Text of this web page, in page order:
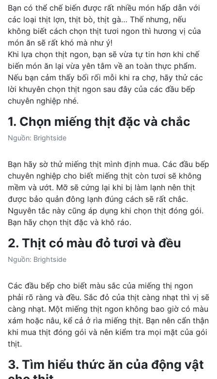
Bạn có thể chế biến được rất nhiều món hấp dẫn với
các loại thịt lợn, thịt bò, thịt gà… Thế nhưng, nếu
không biết cách chọn thịt tươi ngon thì hương vị của
món ăn sẽ rất khó mà như ý!
Khi lựa chọn thịt ngon, bạn sẽ vừa tự tin hơn khi chế
biến món ăn lại vừa yên tâm về an toàn thực phẩm.
Nếu bạn cảm thấy bối rối mỗi khi ra chợ, hãy thử các
lời khuyên chọn thịt ngon sau đây của các đầu bếp
chuyên nghiệp nhé.
1. Chọn miếng thịt đặc và chắc
Nguồn: Brightside
Bạn hãy sờ thử miếng thịt mình định mua. Các đầu bếp
chuyên nghiệp cho biết miếng thịt còn tươi sẽ không
mềm và ướt. Mỡ sẽ cứng lại khi bị làm lạnh nên thịt
được bảo quản đông lạnh đúng cách sẽ rất chắc.
Nguyên tắc này cũng áp dụng khi chọn thịt đóng gói.
Bạn hãy chọn thịt đặc và khô ráo.
2. Thịt có màu đỏ tươi và đều
Nguồn: Brightside
Các đầu bếp cho biết màu sắc của miếng thị ngon
phải rõ ràng và đều. Sắc đỏ của thịt càng nhạt thì vị sẽ
càng nhạt. Một miếng thịt ngon không bao giờ có màu
xám hoặc nâu, kể cả ở rìa miếng thịt. Bạn nên cẩn thận
khi mua thịt đóng gói và nên kiểm tra mọi mặt của gói
thịt.
3. Tìm hiểu thức ăn của động vật